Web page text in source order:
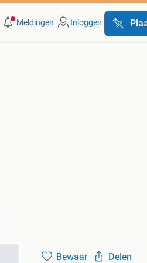
Meldingen Inloggen
Bewaar Delen